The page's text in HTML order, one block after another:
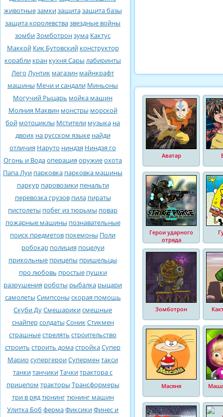
животныезамкизащитазащита базы
защита королевствазвездные войны
зомбиЗомботронзума Кактус
Маккой Кик Бутовский конструктор
корабли кран кухня Сары лабиринты
Лего Лунтик магазин майнкрафт
машины Мечи и сандали Миньоны
Могучий Рыцарь мойка машин
Молния Маквин монстры морской
бой мотоциклы Мстители музыка на
двоих на русском языке найди
отличия Наруто ниндзя Ниндзя го
Огонь и Водаоперация оружиеохота
Папа Луи парковка парковка машины
паркур паровозики пенальти
перевозка грузов пила пираты
пистолеты побег из тюрьмы повар
пожарные машины познавательные
поиск предметов покемоны Поли
робокар полиция поцелуи
прикольные прицепы пришельцы
про любовь простые пушки
разрушения роботы рыбалка рыцари
самолеты Симпсоны скорая помощь
Скуби ДуСмешарикисмешные
снайперсолдаты СоникСтикмен
страшныестрелять строительство
строить строить домастройкаСупер
Марио супергероиСуперментакси
танкитанчикиТачкитрактора с
прицепом тракторы Трансформеры
три в рядтюнингтюнинг машин
Улитка Боб фермаФиксикиФинес и
Аватар
Герои ударного
отряда
Зомботрон
Масяня